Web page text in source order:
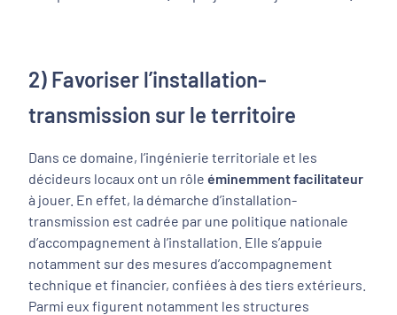
2) Favoriser l’installation-
transmission sur le territoire
Dans ce domaine, l’ingénierie territoriale et les
décideurs locaux ont un rôle éminemment facilitateur
à jouer. En effet, la démarche d’installation-
transmission est cadrée par une politique nationale
d’accompagnement à l’installation. Elle s’appuie
notamment sur des mesures d’accompagnement
technique et financier, confiées à des tiers extérieurs.
Parmi eux figurent notamment les structures